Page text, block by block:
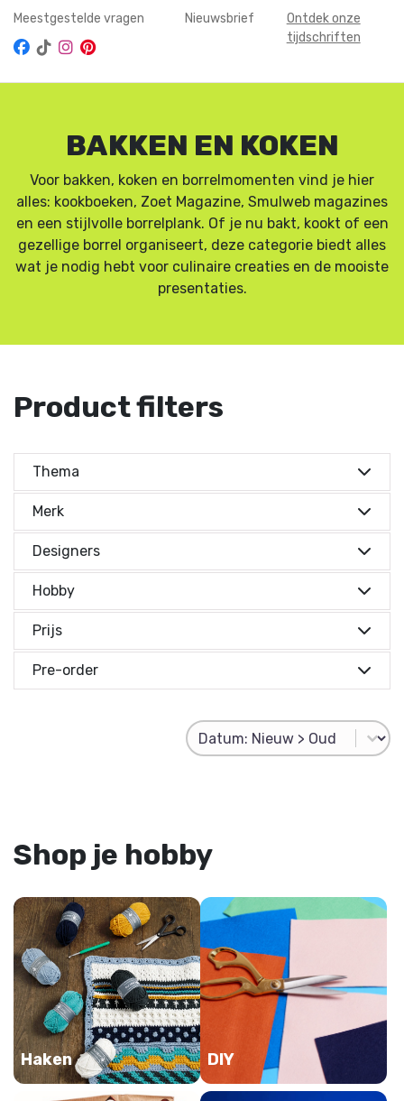
Meestgestelde vragen Nieuwsbrief
Ontdek onze
tijdschriften
BAKKEN EN KOKEN
Voor bakken, koken en borrelmomenten vind je hier
alles: kookboeken, Zoet Magazine, Smulweb magazines
en een stijlvolle borrelplank. Of je nu bakt, kookt of een
gezellige borrel organiseert, deze categorie biedt alles
wat je nodig hebt voor culinaire creaties en de mooiste
presentaties.
Product filters
Thema
Merk
Designers
Hobby
Prijs
Prijs indicatie
Reset
Pre-order
Product Sorting
Sort content
Shop je hobby
Haken DIY